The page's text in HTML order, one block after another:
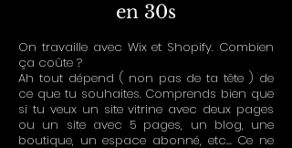
en 30s
On travaille avec Wix et Shopify. Combien
ça coûte ?
Ah tout dépend ( non pas de ta tête ) de
ce que tu souhaites. Comprends bien que
si tu veux un site vitrine avec deux pages
ou un site avec 5 pages, un blog, une
boutique, un espace abonné, etc... Ce ne